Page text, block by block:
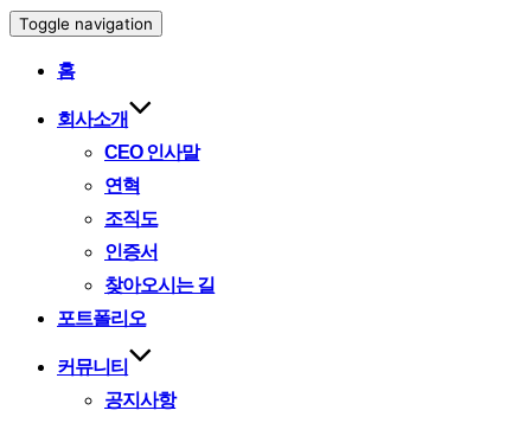
Toggle navigation
홈
회사소개
CEO 인사말
연혁
조직도
인증서
찾아오시는 길
포트폴리오
커뮤니티
공지사항